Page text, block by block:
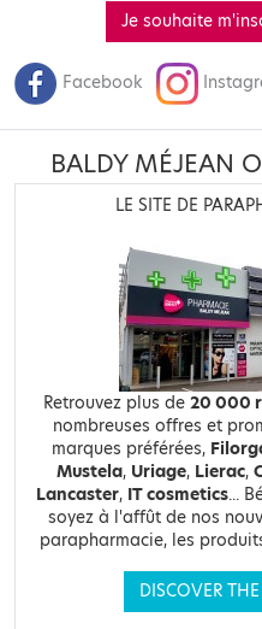
Je souhaite
Facebook
BALDY MÉJEAN
LE SITE DE
Retrouvez plus de 20 000
nombreuses offres et
marques préférées,
Mustela, Uriage, Lierac,
Lancaster, IT cosmetics...
soyez à l'affût de nos
parapharmacie, les
DISCOVER